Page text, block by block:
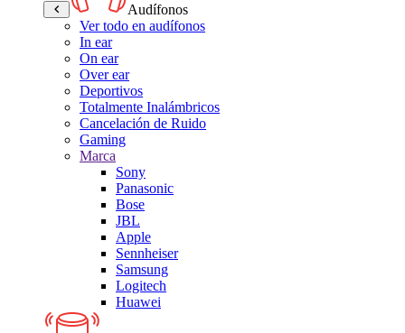
Audífonos
Ver todo en audífonos
In ear
On ear
Over ear
Deportivos
Totalmente Inalámbricos
Cancelación de Ruido
Gaming
Marca
Sony
Panasonic
Bose
JBL
Apple
Sennheiser
Samsung
Logitech
Huawei